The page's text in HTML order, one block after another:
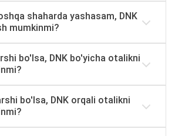
shaharda yashasam, DNK
mumkinmi?
bo'lsa, DNK bo'yicha otalikni
bo'lsa, DNK orqali otalikni